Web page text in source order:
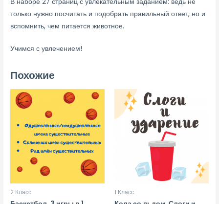
только нужно посчитать и подобрать правильный ответ, но и
вспомнить, чем питается животное.
Учимся с увлечением!
Похожие
2 Класс 1 Класс